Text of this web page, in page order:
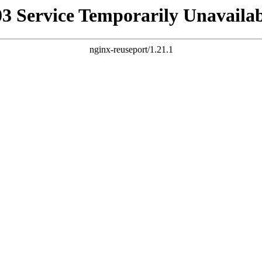
Service Temporarily
nginx-reuseport/1.21.1